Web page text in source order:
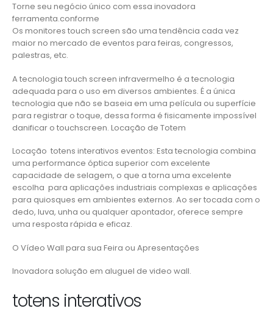
Torne seu negócio único com essa inovadora
ferramenta.conforme
Os monitores touch screen são uma tendência cada vez
maior no mercado de eventos para feiras, congressos,
palestras, etc.
A tecnologia touch screen infravermelho é a tecnologia
adequada para o uso em diversos ambientes. É a única
tecnologia que não se baseia em uma película ou superfície
para registrar o toque, dessa forma é fisicamente impossível
danificar o touchscreen. Locação de Totem
Locação totens interativos eventos: Esta tecnologia combina
uma performance óptica superior com excelente
capacidade de selagem, o que a torna uma excelente
escolha para aplicações industriais complexas e aplicações
para quiosques em ambientes externos. Ao ser tocada com o
dedo, luva, unha ou qualquer apontador, oferece sempre
uma resposta rápida e eficaz.
O Vídeo Wall para sua Feira ou Apresentações
Inovadora solução em aluguel de video wall.
totens interativos